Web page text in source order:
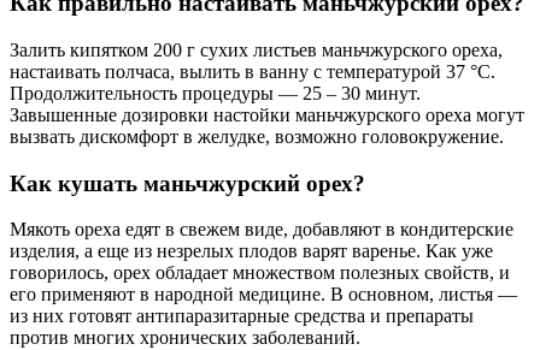
Залить кипятком 200 г сухих листьев маньчжурского ореха,
настаивать полчаса, вылить в ванну с температурой 37 °C.
Продолжительность процедуры — 25 – 30 минут.
Завышенные дозировки настойки маньчжурского ореха могут
вызвать дискомфорт в желудке, возможно головокружение.
Как кушать маньчжурский орех?
Мякоть ореха едят в свежем виде, добавляют в кондитерские
изделия, а еще из незрелых плодов варят варенье. Как уже
говорилось, орех обладает множеством полезных свойств, и
его применяют в народной медицине. В основном, листья —
из них готовят антипаразитарные средства и препараты
против многих хронических заболеваний.